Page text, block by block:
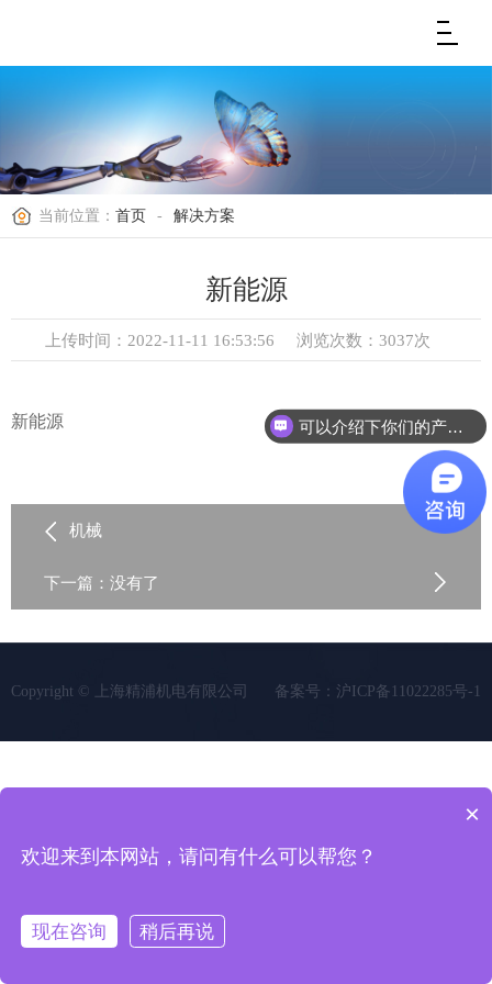
当前位置： 首页 - 解决方案
新能源
上传时间：2022-11-11 16:53:56 浏览次数：3037次
新能源
机械
下一篇：没有了
备案号：沪ICP备11022285号-1
Copyright © 上海精浦机电有限公司
可以介绍下你们的产品么？
×
欢迎来到本网站，请问有什么可以帮您？
现在咨询 稍后再说